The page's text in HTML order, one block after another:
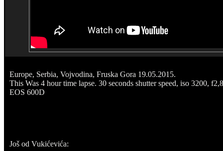
Europe, Serbia, Vojvodina, Fruska Gora 19.05.2015.
This Was 4 hour time lapse. 30 seconds shutter speed, iso 3200,
EOS 600D
Još od Vukićevića: